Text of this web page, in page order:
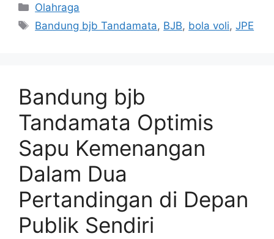
Kategori
Olahraga
Tag
Bandung bjb Tandamata, BJB, bola voli,JPE
Bandung bjb
Tandamata Optimis
Sapu Kemenangan
Dalam Dua
Pertandingan di Depan
Publik Sendiri